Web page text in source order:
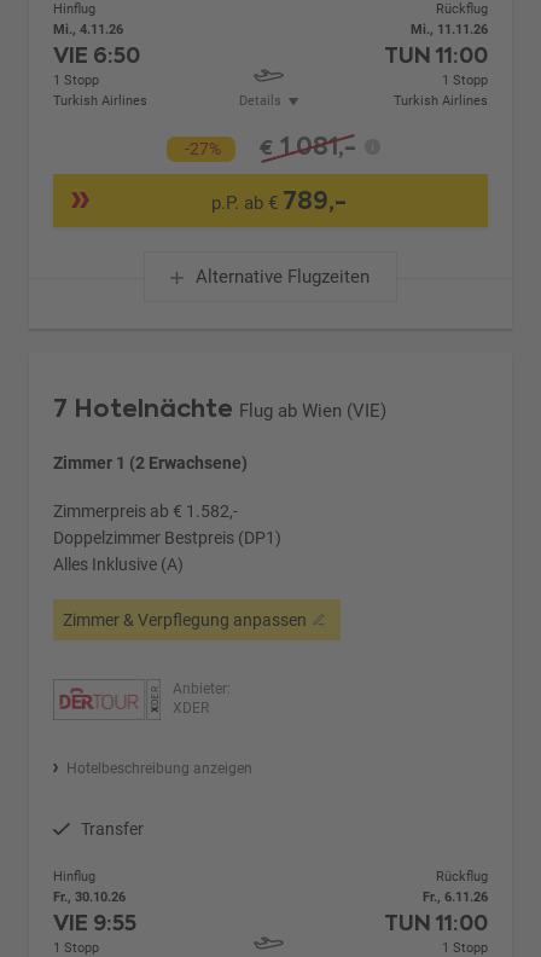
Hinflug
Mi., 4.11.26
VIE 6:50
1 Stopp
Turkish Airlines
Details
Rückflug
Mi., 11.11.26
TUN 11:00
1 Stopp
Turkish Airlines
-27% € 1.081,-
p.P. ab € 789,-
Alternative Flugzeiten
7 Hotelnächte Flug ab Wien (VIE)
Zimmer 1 (2 Erwachsene)
Zimmerpreis ab € 1.582,-
Doppelzimmer Bestpreis (DP1)
Alles Inklusive (A)
Zimmer & Verpflegung anpassen
Anbieter:
XDER
Hotelbeschreibung anzeigen
Transfer
Hinflug
Fr., 30.10.26
VIE 9:55
1 Stopp
Rückflug
Fr., 6.11.26
TUN 11:00
1 Stopp